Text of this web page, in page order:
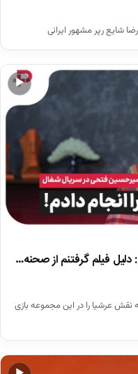
شایع رپر مشهور ایرانی
▶
فیلم گرفتنم از صحنه…
نقش عرشیا را در این مجموعه بازی